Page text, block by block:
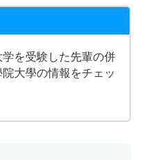
を受験した先輩の併
大學の情報をチェッ